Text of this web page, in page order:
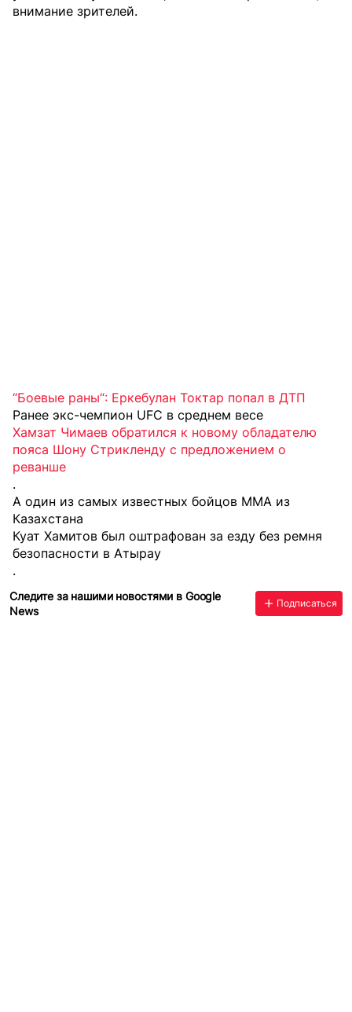
внимание зрителей.
“Боевые раны“: Еркебулан Токтар попал в ДТП
Ранее экс-чемпион UFC в среднем весе
Хамзат Чимаев обратился к новому обладателю
пояса Шону Стрикленду с предложением о
реванше
.
А один из самых известных бойцов MMA из
Казахстана
Куат Хамитов был оштрафован за езду без ремня
безопасности в Атырау
.
Следите за нашими новостями в Google
News
Подписаться